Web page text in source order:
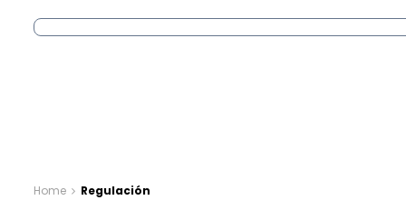
Home Regulación